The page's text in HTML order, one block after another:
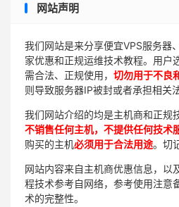
网站声明
我们网站是来分享便宜VPS服务器
家优惠和正规运维技术教程。用户
需合法、正规使用， 切勿用于不良
则导致服务器IP被封或者承担相关
我们网站介绍的均是主机商和正规
不销售任何主机，不提供任何技术
购买的主机必须用于合法用途。切
网站内容来自主机商优惠信息，以
程技术参考自网络，参考使用注意
术的完整性。